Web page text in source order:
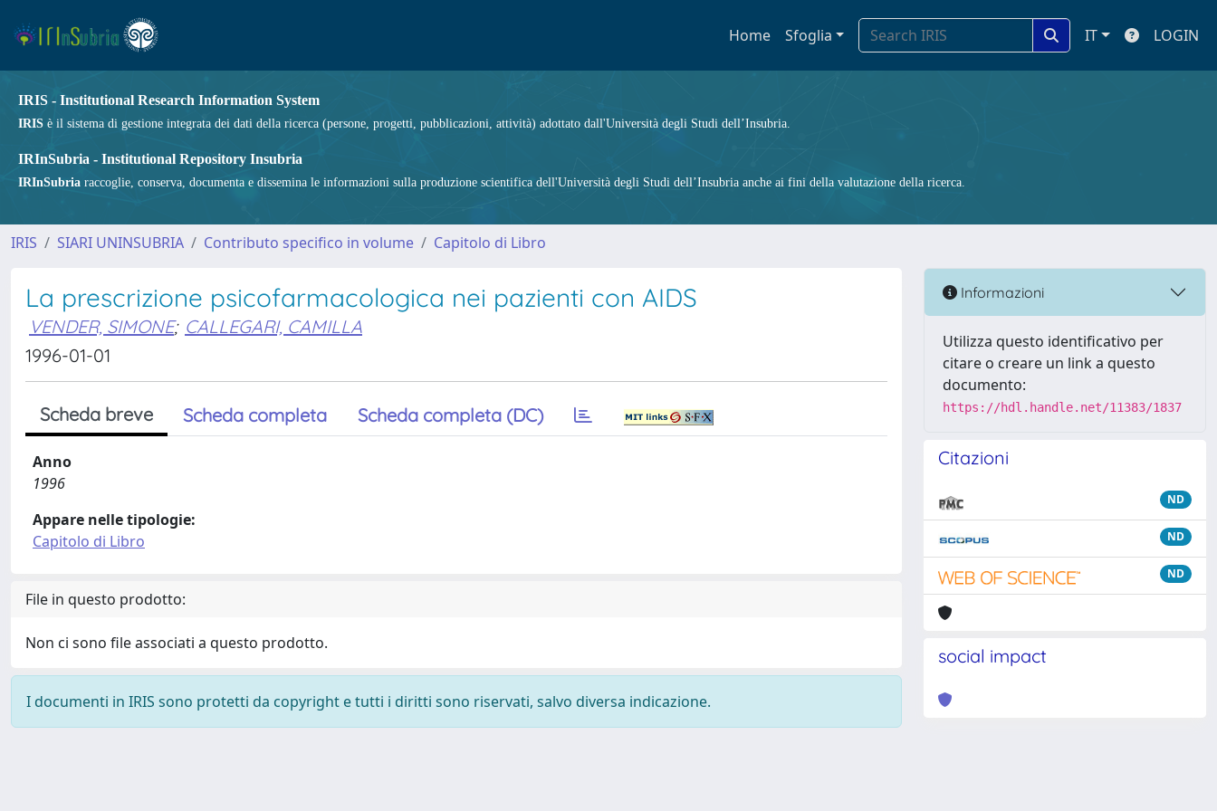
Home Sfoglia IT LOGIN
IRIS - Institutional Research Information System
IRIS è il sistema di gestione integrata dei dati della ricerca (persone, progetti, pubblicazioni, attività) adottato dall'Università degli Studi dell’Insubria.
IRInSubria - Institutional Repository Insubria
IRInSubria raccoglie, conserva, documenta e dissemina le informazioni sulla produzione scientifica dell'Università degli Studi dell’Insubria anche ai fini della valutazione della ricerca.
IRIS SIARI UNINSUBRIA Contributo specifico in volume Capitolo di Libro
La prescrizione psicofarmacologica nei pazienti con AIDS
VENDER, SIMONE; CALLEGARI, CAMILLA
1996-01-01
Scheda breve Scheda completa Scheda completa (DC)
Anno
1996
Appare nelle tipologie:
Capitolo di Libro
File in questo prodotto:
Non ci sono file associati a questo prodotto.
I documenti in IRIS sono protetti da copyright e tutti i diritti sono riservati, salvo diversa indicazione.
Informazioni
Utilizza questo identificativo per
citare o creare un link a questo
documento:
https://hdl.handle.net/11383/1837
Citazioni
ND
ND
ND
social impact